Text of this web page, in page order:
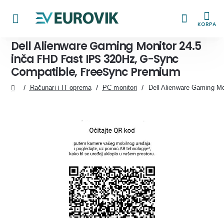
KORPA
Dell Alienware Gaming Monitor 24.5
inča FHD Fast IPS 320Hz, G-Sync
Compatible, FreeSync Premium
Računari i IT oprema PC monitori Dell Alienware Gaming